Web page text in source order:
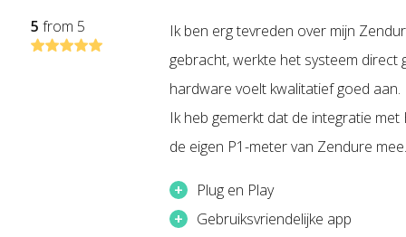
het net.
Met SolarFlow 2400 AC
Overdag: directe stroomvoorziening én opslag van
’s Avonds: gebruik van je eigen opgeslagen zonne-
Minder afhankelijk van het elektriciteitsnet
Lagere energiekosten
5 from 5
Ik ben erg tevreden over mijn
gebracht, werkte het systeem direct
hardware voelt kwalitatief goed aan.
Ik heb gemerkt dat de integratie
de eigen P1-meter van Zendure
+ Plug en Play
+ Gebruiksvriendelijke app